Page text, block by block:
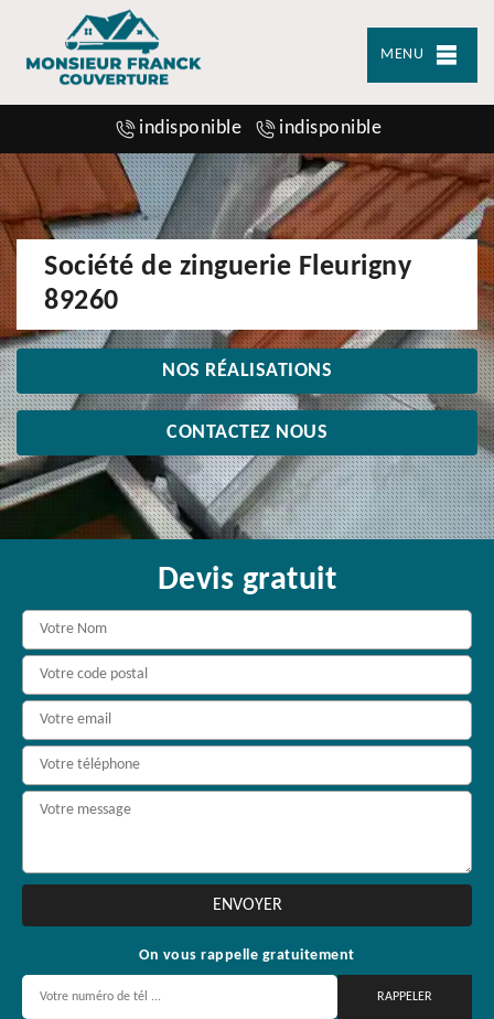
MENU
indisponible indisponible
Société de zinguerie Fleurigny
89260
NOS RÉALISATIONS
CONTACTEZ NOUS
Devis gratuit
On vous rappelle gratuitement